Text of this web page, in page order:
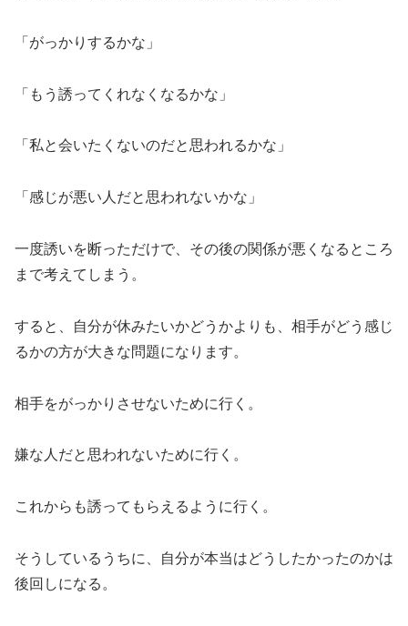
「がっかりするかな」
「もう誘ってくれなくなるかな」
「私と会いたくないのだと思われるかな」
「感じが悪い人だと思われないかな」
一度誘いを断っただけで、その後の関係が悪くなるところ
まで考えてしまう。
すると、自分が休みたいかどうかよりも、相手がどう感じ
るかの方が大きな問題になります。
相手をがっかりさせないために行く。
嫌な人だと思われないために行く。
これからも誘ってもらえるように行く。
そうしているうちに、自分が本当はどうしたかったのかは
後回しになる。